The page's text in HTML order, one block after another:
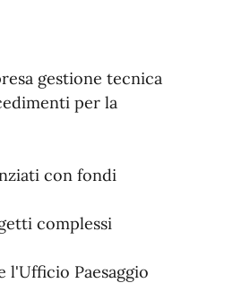
gestione tecnica
per la
con fondi
complessi
l'Ufficio Paesaggio